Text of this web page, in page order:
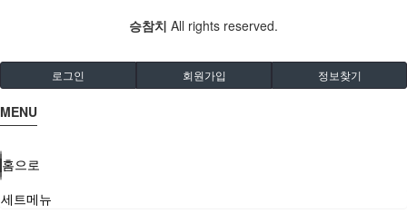
승참치 All rights reserved.
로그인 회원가입 정보찾기
MENU
홈으로
세트메뉴